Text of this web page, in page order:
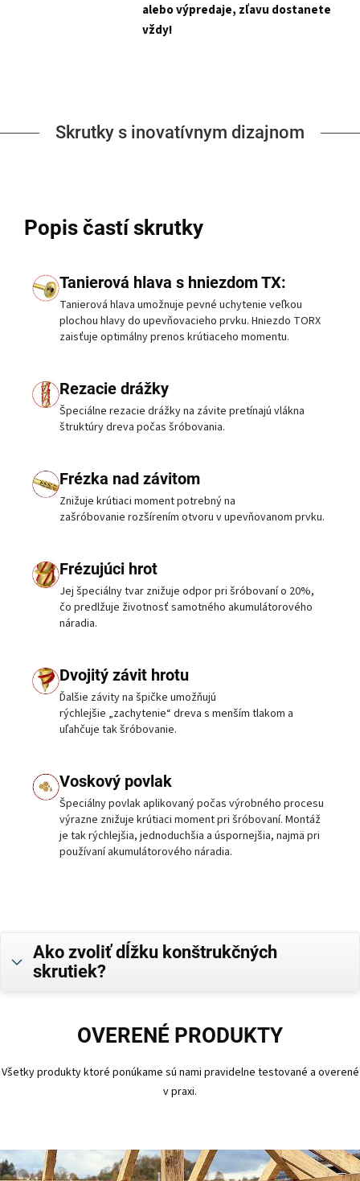
alebo výpredaje, zľavu dostanete
vždy!
Skrutky s inovatívnym dizajnom
Popis častí skrutky
Tanierová hlava s hniezdom TX:
Tanierová hlava umožnuje pevné uchytenie veľkou
plochou hlavy do upevňovacieho prvku. Hniezdo TORX
zaisťuje optimálny prenos krútiaceho momentu.
Rezacie drážky
Špeciálne rezacie drážky na závite pretínajú vlákna
štruktúry dreva počas šróbovania.
Frézka nad závitom
Znižuje krútiaci moment potrebný na
zašróbovanie rozšírením otvoru v upevňovanom prvku.
Frézujúci hrot
Jej špeciálny tvar znižuje odpor pri šróbovaní o 20%,
čo predlžuje životnosť samotného akumulátorového
náradia.
Dvojitý závit hrotu
Ďalšie závity na špičke umožňujú
rýchlejšie „zachytenie“ dreva s menším tlakom a
uľahčuje tak šróbovanie.
Voskový povlak
Špeciálny povlak aplikovaný počas výrobného procesu
výrazne znižuje krútiaci moment pri šróbovaní. Montáž
je tak rýchlejšia, jednoduchšia a úspornejšia, najmä pri
používaní akumulátorového náradia.
Ako zvoliť dĺžku konštrukčných
skrutiek?
OVERENÉ PRODUKTY
Všetky produkty ktoré ponúkame sú nami pravidelne testované a overené
v praxi.